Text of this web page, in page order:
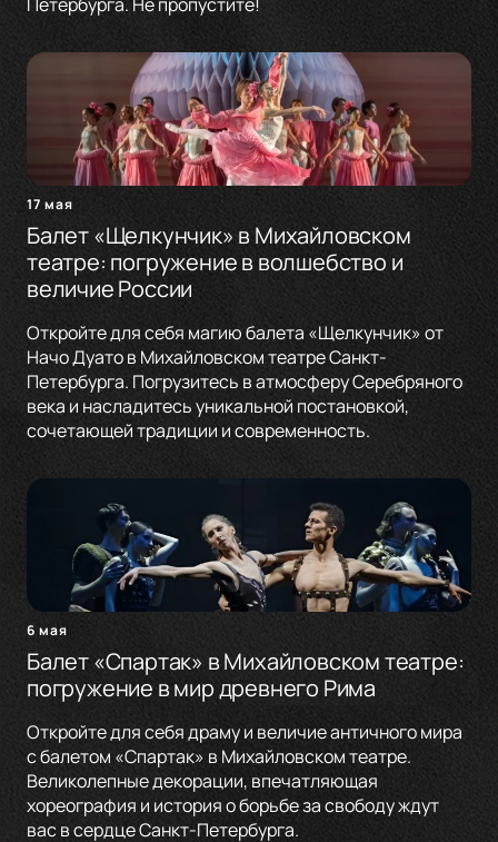
Петербурга. Не пропустите!
17 мая
Балет «Щелкунчик» в Михайловском
театре: погружение в волшебство и
величие России
Откройте для себя магию балета «Щелкунчик» от
Начо Дуато в Михайловском театре Санкт-
Петербурга. Погрузитесь в атмосферу Серебряного
века и насладитесь уникальной постановкой,
сочетающей традиции и современность.
6 мая
Балет «Спартак» в Михайловском театре:
погружение в мир древнего Рима
Откройте для себя драму и величие античного мира
с балетом «Спартак» в Михайловском театре.
Великолепные декорации, впечатляющая
хореография и история о борьбе за свободу ждут
вас в сердце Санкт-Петербурга.